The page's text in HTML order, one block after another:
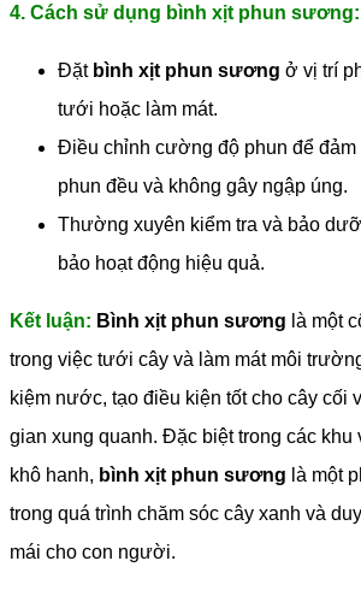
4. Cách sử dụng bình xịt phun sương:
Đặt bình xịt phun sương ở vị trí
tưới hoặc làm mát.
Điều chỉnh cường độ phun để
phun đều và không gây ngập úng.
Thường xuyên kiểm tra và bảo
bảo hoạt động hiệu quả.
Kết luận: Bình xịt phun sương là một
trong việc tưới cây và làm mát môi
kiệm nước, tạo điều kiện tốt cho cây cối
gian xung quanh. Đặc biệt trong các
khô hanh, bình xịt phun sương là một
trong quá trình chăm sóc cây xanh và
mái cho con người.